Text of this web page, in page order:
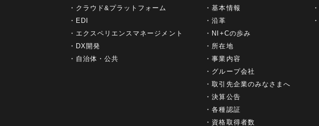
クラウド&プラットフォーム
EDI
エクスペリエンスマネージメント
DX開発
自治体・公共
基本情報
沿革
NI+Cの歩み
所在地
事業内容
グループ会社
取引先企業のみなさまへ
決算公告
各種認証
資格取得者数